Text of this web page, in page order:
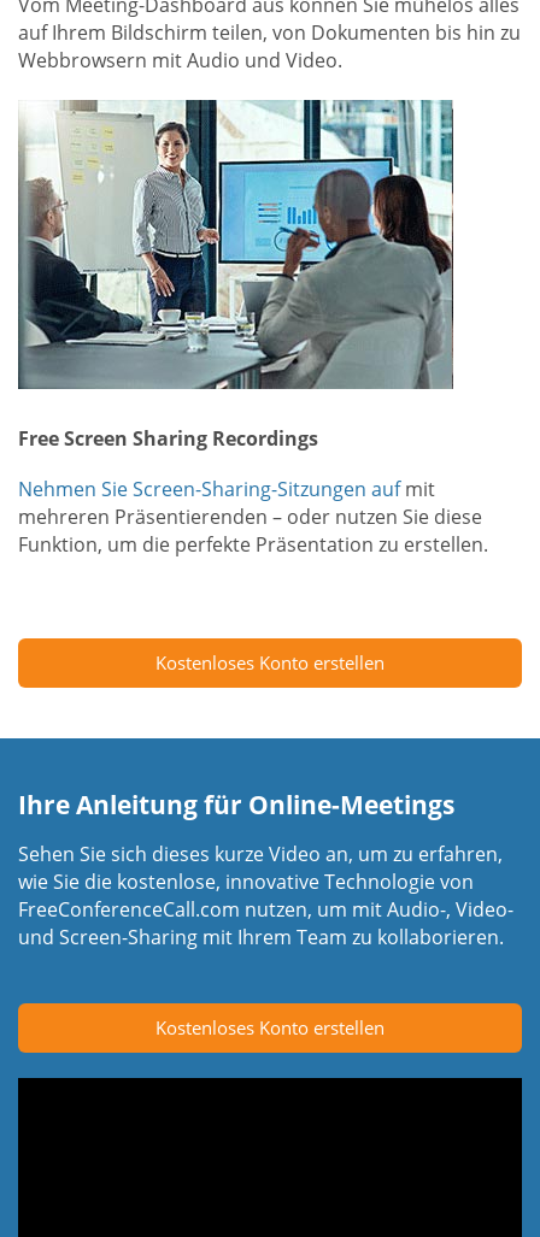
auf Ihrem Bildschirm teilen, von Dokumenten bis hin zu
Webbrowsern mit Audio und Video.
Free Screen Sharing Recordings
Nehmen Sie Screen-Sharing-Sitzungen aufmit
mehreren Präsentierenden – oder nutzen Sie diese
Funktion, um die perfekte Präsentation zu erstellen.
Kostenloses Konto erstellen
Ihre Anleitung für Online-Meetings
Sehen Sie sich dieses kurze Video an, um zu erfahren,
wie Sie die kostenlose, innovative Technologie von
FreeConferenceCall.com nutzen, um mit Audio-, Video-
und Screen-Sharing mit Ihrem Team zu kollaborieren.
Kostenloses Konto erstellen